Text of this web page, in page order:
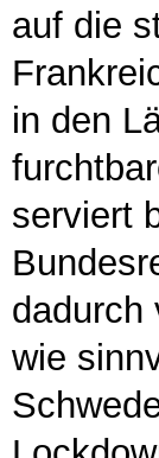
auf die
in den
serviert
dadurch
wie